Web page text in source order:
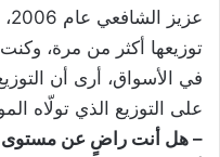
توزيعها أكثر من مرة،
في الأسواق، أرى أن
على التوزيع الذي تولّاه
– هل أنت راضٍ عن مستوى